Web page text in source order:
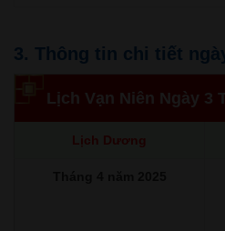
3. Thông tin chi tiết
Lịch Vạn Niên Ngày 3
Lịch Dương